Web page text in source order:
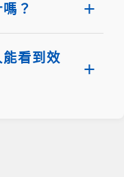
？
看到效